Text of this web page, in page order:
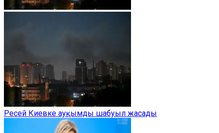
Ресей Киевке ауқымды шабуыл жасады